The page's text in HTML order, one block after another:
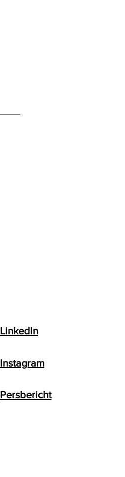
LinkedIn
Instagram
Persbericht